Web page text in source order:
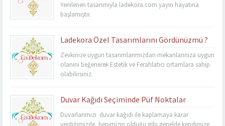
Yenilenen tasarımıyla ladekora.com yayın hayatına
başlamıştır.
Ladekora Özel Tasarımlarını Gördünüzmü ?
Zevkinize uygun tasarımlarımızdan mekanlarınıza uygun
olanını beğenerek Estetik ve Ferahlatıcı ortamlara sahip
olabilirsiniz.
Duvar Kağıdı Seçiminde Püf Noktalar
Duvarlarımızı duvar kağıdı ile kaplamaya karar
verdiğimizde, hepimizin olduğu gibi genelde kendimize